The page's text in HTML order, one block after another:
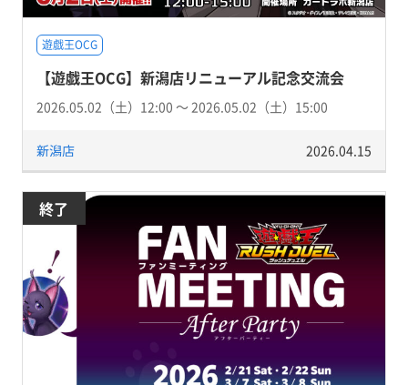
遊戯王OCG
【遊戯王OCG】新潟店リニューアル記念交流会
2026.05.02（土）12:00 〜 2026.05.02（土）15:00
新潟店 2026.04.15
終了